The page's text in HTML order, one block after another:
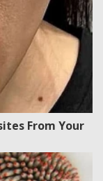
From Your